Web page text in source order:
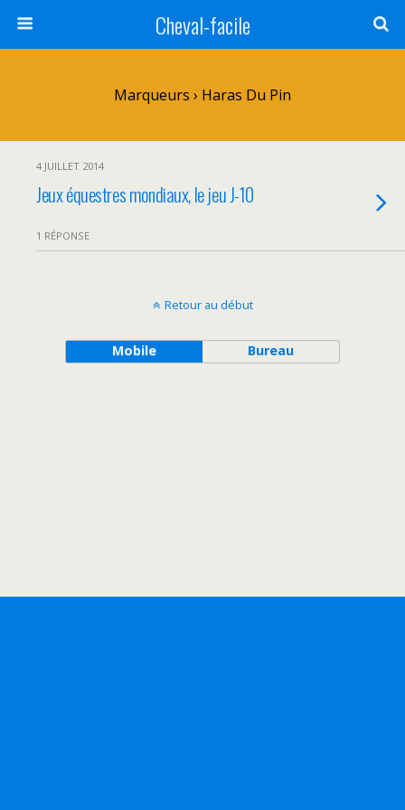
Cheval-facile
Marqueurs › Haras Du Pin
4 JUILLET 2014
Jeux équestres mondiaux, le jeu J-10
1 RÉPONSE
Retour au début
Mobile Bureau